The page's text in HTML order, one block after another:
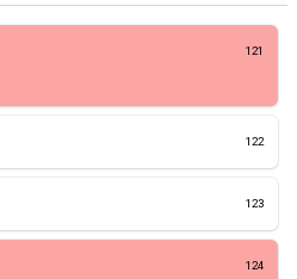
121
122
123
124